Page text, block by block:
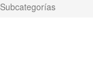
Subcategorías